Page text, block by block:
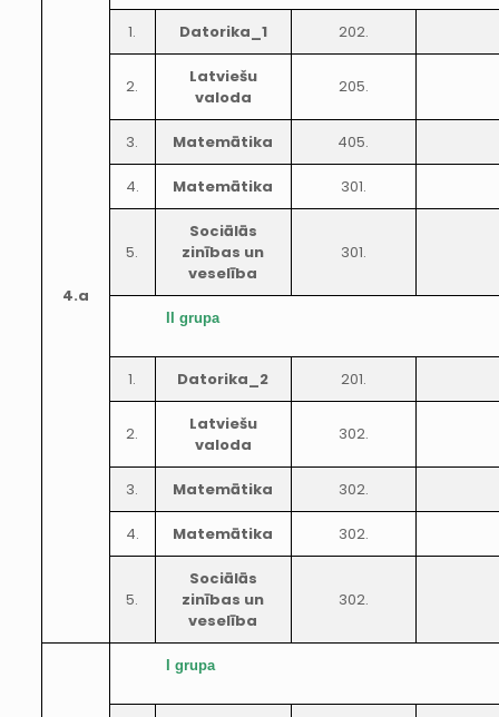
4.a
1. Datorika_1 202.
2.
Latviešu
valoda
205.
3. Matemātika 405.
4. Matemātika 301.
5.
Sociālās
zinības un
veselība
301.
II grupa
1. Datorika_2 201.
2.
Latviešu
valoda
302.
3. Matemātika 302.
4. Matemātika 302.
5.
Sociālās
zinības un
veselība
302.
I grupa